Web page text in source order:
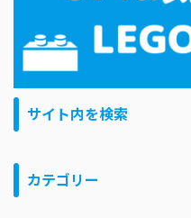
サイト内を検索
カテゴリー